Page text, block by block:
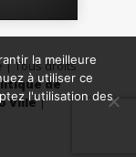
| Tous droits
de
Ville|
la meilleure
à utiliser ce
l'utilisation des